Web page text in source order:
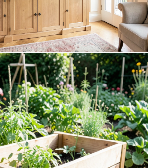
et mobilier conçu pour votre espace.